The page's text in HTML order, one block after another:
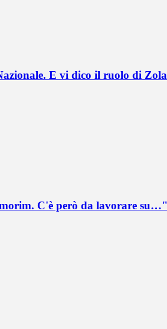
E vi dico il ruolo di
C'è però da lavorare su…"